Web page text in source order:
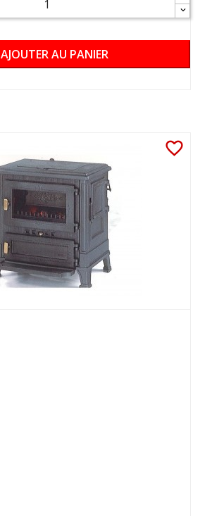
AJOUTER AU PANIER
favorite_border